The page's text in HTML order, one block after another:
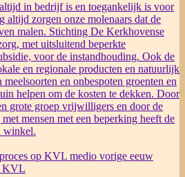
in bedrijf is en toegankelijk is voor
altijd zorgen onze molenaars dat de
malen. Stichting De Kerkhovense
met uitsluitend beperkte
voor de instandhouding. Ook de
en regionale producten en natuurlijk
meelsoorten en onbespoten groenten en
helpen om de kosten te dekken. Door
grote groep vrijwilligers en door de
mensen met een beperking heeft de
winkel.
op KVL medio vorige eeuw
KVL